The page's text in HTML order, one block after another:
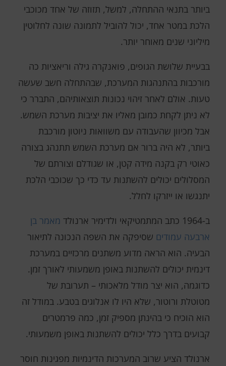
ביותר בתנאי ההתחלה, למשל, תזוזה של אחד מכוכבי
הלכת במטר אחד, יכול להוביל לתמונה שונה לחלוטין
מיליוני שנים מאוחר יותר.
בבעיית שלושת הגופים, פואנקרה גילה וריאציות כה
מורכבות בהתנהגות המערכת, שבהתחלה חשב שעשה
טעות. אולם לאחר זיהוי נכונות תוצאותיהם, התברר כי
לא ניתן לקחת כמובן מאליו את יציבות מערכת השמש.
אבל מכיוון שהעבודה עם משוואות ניוטון מורכבת
ביותר, לא היה ברור אם מערכת השמש תתנהג בצורה
כאוטי רק בקנה מידה קטן, או שגודלם וצורתם של
המסלולים יכולים להשתנות עד כדי כך שכוכבי הלכת
יתנגשו או ייזרקו לחלל.
ב-1964 כתב המתמטיקאי ולדימיר ארנולד
מאמר בן
ארבעה עמודים שסיפקה את השפה הנכונה לתיאור
הבעיה. הוא הראה מדוע משתנים מרכזיים במערכת
דינמית יכולים להשתנות באופן משמעותי לאורך זמן.
כדוגמה, הוא יצר מודל מלאכותי – תערובת של
מטוטלת ורוטור, שלא היו לו אנלוגים בטבע. במודל זה
הוא הוכיח כי בהינתן מספיק זמן, כמה פרמטרים
קבועים בדרך כלל יכולים להשתנות באופן משמעותי.
ארנולד הציע שרוב המערכות הדינמיות מפגינות חוסר